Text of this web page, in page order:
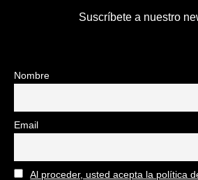
Suscríbete a nuestro
Nombre
Email
Al proceder, usted acepta la política